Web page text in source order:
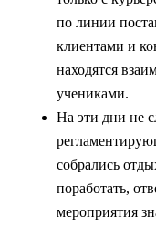
по линии
клиентами и
находятся
учениками.
На эти дни не
собрались
поработать,
мероприятия